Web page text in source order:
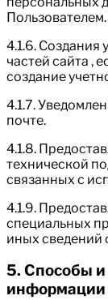
Пользователем.
4.1.6. Создания
частей сайта ,
создание
4.1.7.
почте.
4.1.8.
технической
связанных с
4.1.9.
специальных
иных сведений
5. Способы и
информации